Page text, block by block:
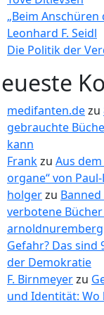
„Beim Anschüren
Leonhard F. Seidl
Die Politik der
medifanten.dezu
gebrauchte
kann
Frankzu Aus
organe“ von
holgerzu
verbotene
arnoldnuremberg
Gefahr? Das sind
der Demokratie
F. Birnmeyerzu
und Identität: